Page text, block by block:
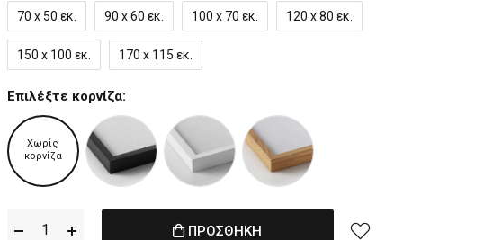
70 x 50 εκ. 90 x 60 εκ. 100 x 70 εκ. 120 x 80 εκ.
150 x 100 εκ. 170 x 115 εκ.
Επιλέξτε κορνίζα:
Χωρίς
κορνίζα
ΠΡΟΣΘΗΚΗ